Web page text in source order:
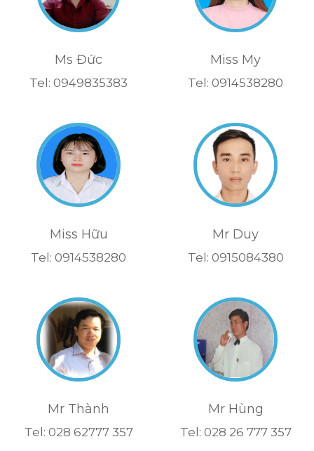
Ms Đức
Tel: 0949835383
Miss My
Tel: 0914538280
Miss Hữu
Tel: 0914538280
Mr Duy
Tel: 0915084380
Mr Thành
Tel: 028 62777 357
Mr Hùng
Tel: 028 26 777 357